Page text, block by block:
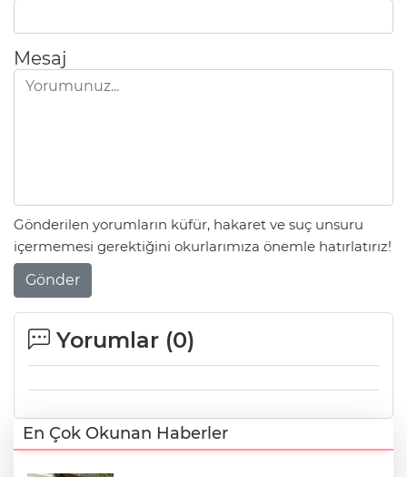
Mesaj
Gönderilen yorumların küfür, hakaret ve suç unsuru
içermemesi gerektiğini okurlarımıza önemle hatırlatırız!
Gönder
Yorumlar (0)
En Çok Okunan Haberler